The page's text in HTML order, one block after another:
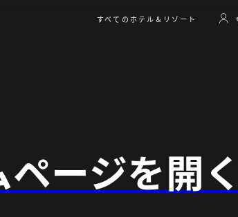
すべてのホテル＆リゾート
ージを開く